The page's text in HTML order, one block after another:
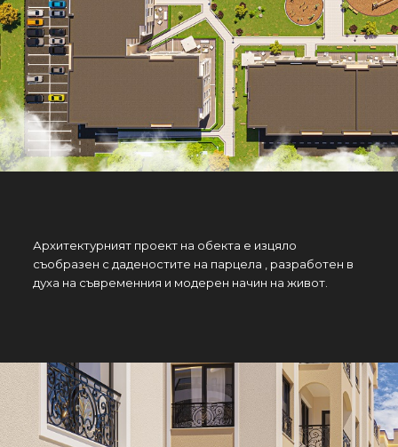
Архитектурният проект на обекта е изцяло
съобразен с даденостите на парцела , разработен в
духа на съвременния и модерен начин на живот.